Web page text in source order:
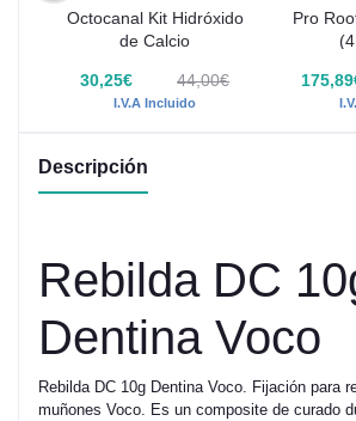
Octocanal Kit Hidróxido
de Calcio
30,25€ 44,00€
I.V.A Incluido
Pro
Descripción
Rebilda DC
Dentina Voco
Rebilda DC 10g Dentina Voco. Fijación para
muñones Voco. Es un composite de curado